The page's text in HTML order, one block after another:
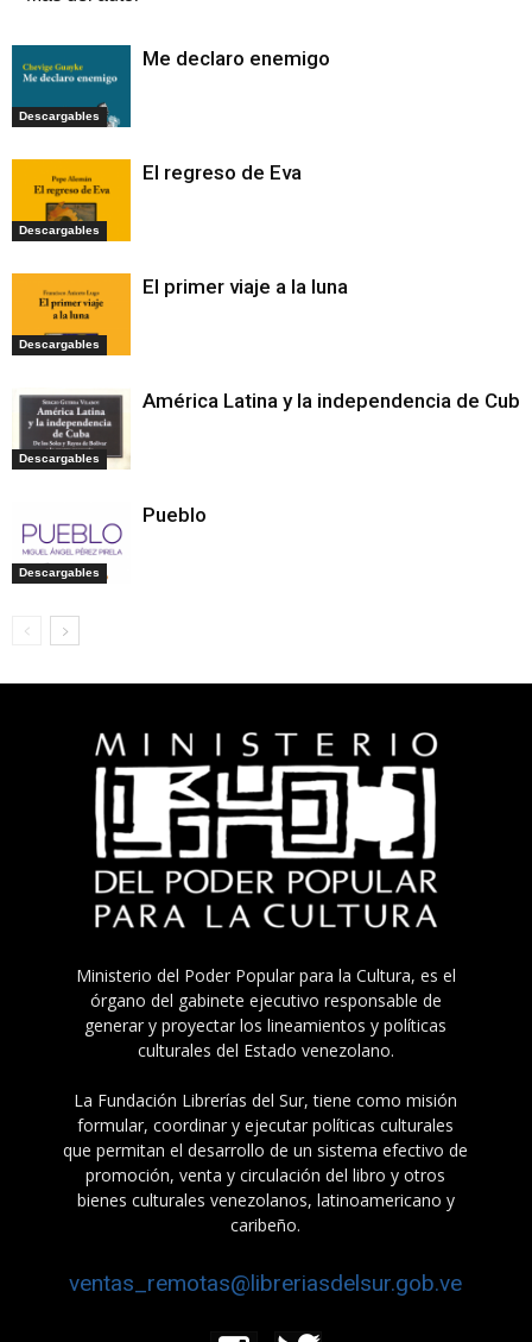
Descargables
Me declaro enemigo
Descargables
El regreso de Eva
Descargables
El primer viaje a la luna
Descargables
América Latina y la independencia de Cuba
Descargables
Pueblo
Ministerio del Poder Popular para la Cultura, es el
órgano del gabinete ejecutivo responsable de
generar y proyectar los lineamientos y políticas
culturales del Estado venezolano.
La Fundación Librerías del Sur, tiene como misión
formular, coordinar y ejecutar políticas culturales
que permitan el desarrollo de un sistema efectivo de
promoción, venta y circulación del libro y otros
bienes culturales venezolanos, latinoamericano y
caribeño.
ventas_remotas@libreriasdelsur.gob.ve